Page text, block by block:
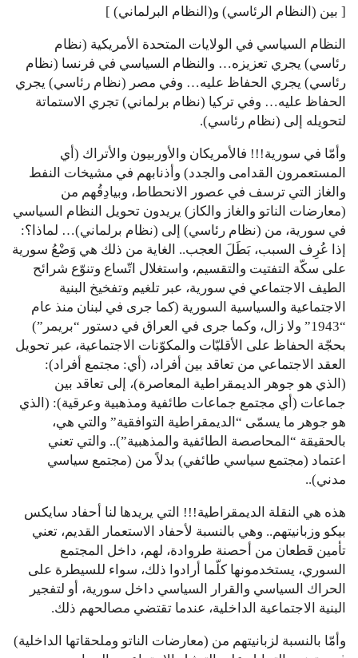
[ بين (النظام الرئاسي) و(النظام البرلماني) ]
النظام السياسي في الولايات المتحدة الأمريكية (نظام
رئاسي) يجري تعزيزه… والنظام السياسي في فرنسا (نظام
رئاسي) يجري الحفاظ عليه… وفي مصر (نظام رئاسي) يجري
الحفاظ عليه… وفي تركيا (نظام برلماني) تجري الاستماتة
لتحويله إلى (نظام رئاسي).
وأمّا في سورية!!! فالأمريكان والأوربيون والأتراك (أي
المستعمرون القدامى والجدد) وأذنابهم في مشيخات النفط
والغاز التي ترسف في عصور الانحطاط، وبيادِقُهم من
(معارضات الناتو والغاز والكاز) يريدون تحويل النظام السياسي
في سورية، من (نظام رئاسي) إلى (نظام برلماني)… لماذا؟:
إذا عُرِف السبب، بَطَلَ العجب.. الغاية من ذلك هي وَضْعُ سورية
على سكّة التفتيت والتقسيم، واستغلال اتّساع وتنوّع شرائح
الطيف الاجتماعي في سورية، عبر تلغيم وتفخيخ البنية
الاجتماعية والسياسية السورية (كما جرى في لبنان منذ عام
“1943” ولا زال، وكما جرى في العراق في دستور “بريمر”)
بحجّة الحفاظ على الأقليّات والمكوّنات الاجتماعية، عبر تحويل
العقد الاجتماعي من تعاقد بين أفراد، (أي: مجتمع أفراد):
(الذي هو جوهر الديمقراطية المعاصرة)، إلى تعاقد بين
جماعات (أي مجتمع جماعات طائفية ومذهبية وعرقية): (الذي
هو جوهر ما يسمّى “الديمقراطية التوافقية” والتي هي،
بالحقيقة “المحاصصة الطائفية والمذهبية”).. والتي تعني
اعتماد (مجتمع سياسي طائفي) بدلاً من (مجتمع سياسي
مدني)..
هذه هي النقلة الديمقراطية!!! التي يريدها لنا أحفاد سايكس
بيكو وزبانيتهم.. وهي بالنسبة لأحفاد الاستعمار القديم، تعني
تأمين قطعان من أحصنة طروادة، لهم، داخل المجتمع
السوري، يستخدمونها كلّما أرادوا ذلك، سواء للسيطرة على
الحراك السياسي والقرار السياسي داخل سورية، أو لتفجير
البنية الاجتماعية الداخلية، عندما تقتضي مصالحهم ذلك.
وأمّا بالنسبة لزبانيتهم من (معارضات الناتو وملحقاتها الداخلية)